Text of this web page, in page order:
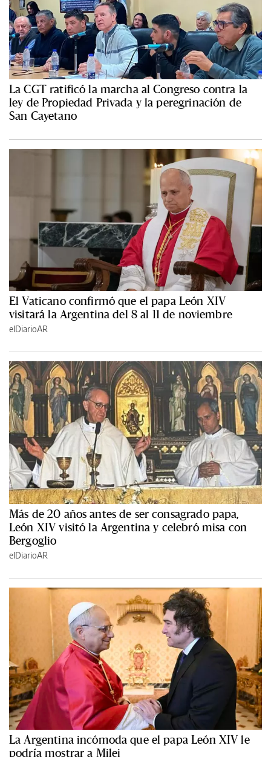
La CGT ratificó la marcha al Congreso contra la
ley de Propiedad Privada y la peregrinación de
San Cayetano
El Vaticano confirmó que el papa León XIV
visitará la Argentina del 8 al 11 de noviembre
elDiarioAR
Más de 20 años antes de ser consagrado papa,
León XIV visitó la Argentina y celebró misa con
Bergoglio
elDiarioAR
La Argentina incómoda que el papa León XIV le
podría mostrar a Milei